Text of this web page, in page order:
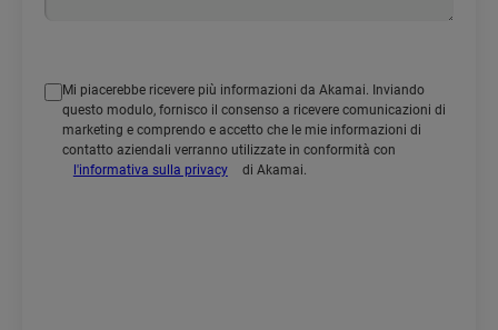
Mi piacerebbe ricevere più informazioni da Akamai. Inviando
questo modulo, fornisco il consenso a ricevere comunicazioni di
marketing e comprendo e accetto che le mie informazioni di
contatto aziendali verranno utilizzate in conformità con
l'informativa sulla privacy
di Akamai.